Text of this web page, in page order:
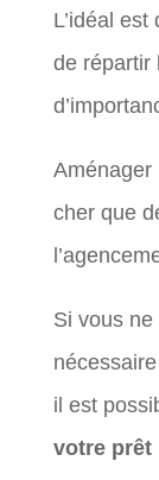
L’idéal est
de répartir
Aménager
cher que
Si vous ne
il est
votre prêt